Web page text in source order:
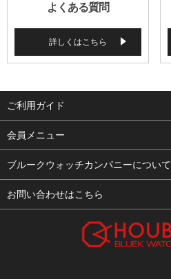
よくある質問
詳しくはこちら
ご利用ガイド
よくある質問
支払い・送料
修理依頼
会員メニュー
ログイン
お気に入り
ブルークウォッチカンパニーについて
会社概要
お問い合わせはこちら